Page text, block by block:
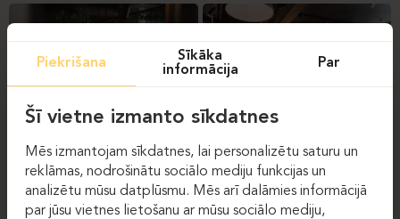
Piekrišana
Sīkāka
informācija
Par
Šī vietne izmanto sīkdatnes
Mēs izmantojam sīkdatnes, lai personalizētu saturu un
reklāmas, nodrošinātu sociālo mediju funkcijas un
analizētu mūsu datplūsmu. Mēs arī dalāmies informācijā
par jūsu vietnes lietošanu ar mūsu sociālo mediju,